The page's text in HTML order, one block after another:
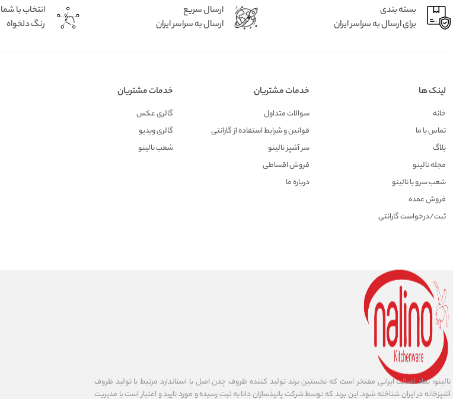
بسته بندی
برای ارسال به سراسر ایران
ارسال سریع
ارسال به سراسر ایران
انتخاب با شما
رنگ دلخواه
لینک ها
خانه
تماس با ما
بلاگ
مجله نالینو
شعب سرو با نالینو
فروش عمده
ثبت/درخواست گارانتی
خدمات مشتریان
سوالات متداول
قوانین و شرایط استفاده از گارانتی
سر آشپز نالینو
فروش اقساطی
درباره ما
خدمات مشتریان
گالری عکس
گالری ویدیو
شعب نالینو
نالینو؛ نماد اصالت ایرانی مفتخر است که نخستین برند تولید کننده ظروف چدن اصل با استاندارد مرتبط با تولید ظروف
آشپزخانه در ایران شناخته شود. این برند که توسط شرکت پانیذسازان دانا به ثبت رسیده و مورد تایید و اعتبار است با مدیریت